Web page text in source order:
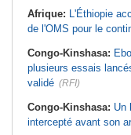
Afrique: L'Éthiopie
de l'OMS pour le
Congo-Kinshasa:
plusieurs essais
validé (RFI)
Congo-Kinshasa: Un
intercepté avant son